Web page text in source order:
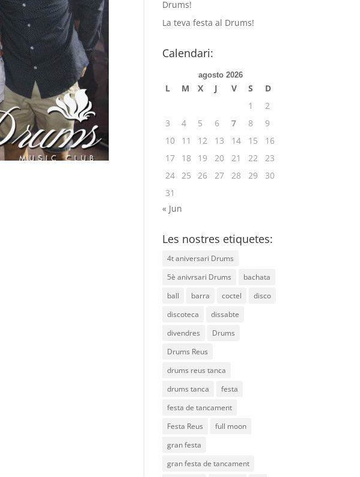
Drums!
La teva festa al Drums!
Calendari:
agosto 2026
L M X J V S
D
1
2
3
4 5 6 7 8
9
10
11 12 13 14 15
16
17
18 19 20 21 22
23
24 25 26 27 28 29
30
31
« Jun
Les nostres etiquetes:
4t aniversari Drums
5è anivrsari Drums
bachata
ball
barra coctel
disco
discoteca
dissabte
divendres
Drums
Drums Reus
drums reus tanca
drums tanca
festa
festa de tancament
Festa Reus
full moon
gran festa
gran festa de tancament